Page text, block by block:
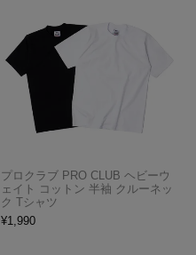
プロクラブ PRO CLUB ヘビーウ
ェイト コットン 半袖 クルーネッ
ク Tシャツ
¥1,990